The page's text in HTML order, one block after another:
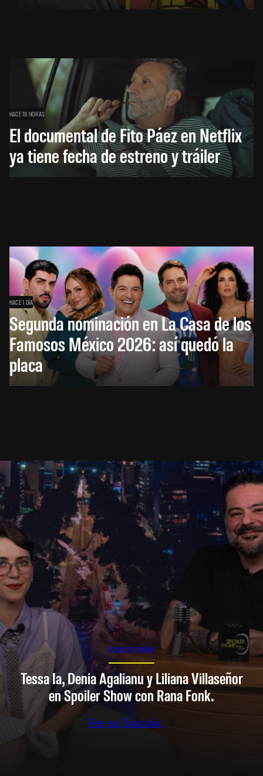
HACE 19 HORAS
El documental de Fito Páez en Netflix
ya tiene fecha de estreno y tráiler
HACE 1 DÍA
Segunda nominación en La Casa de los
Famosos México 2026: así quedó la
placa
SPOILER SHOW
Tessa Ia, Denia Agalianu y Liliana Villaseñor
en Spoiler Show con Rana Fonk.
Ver en Youtube